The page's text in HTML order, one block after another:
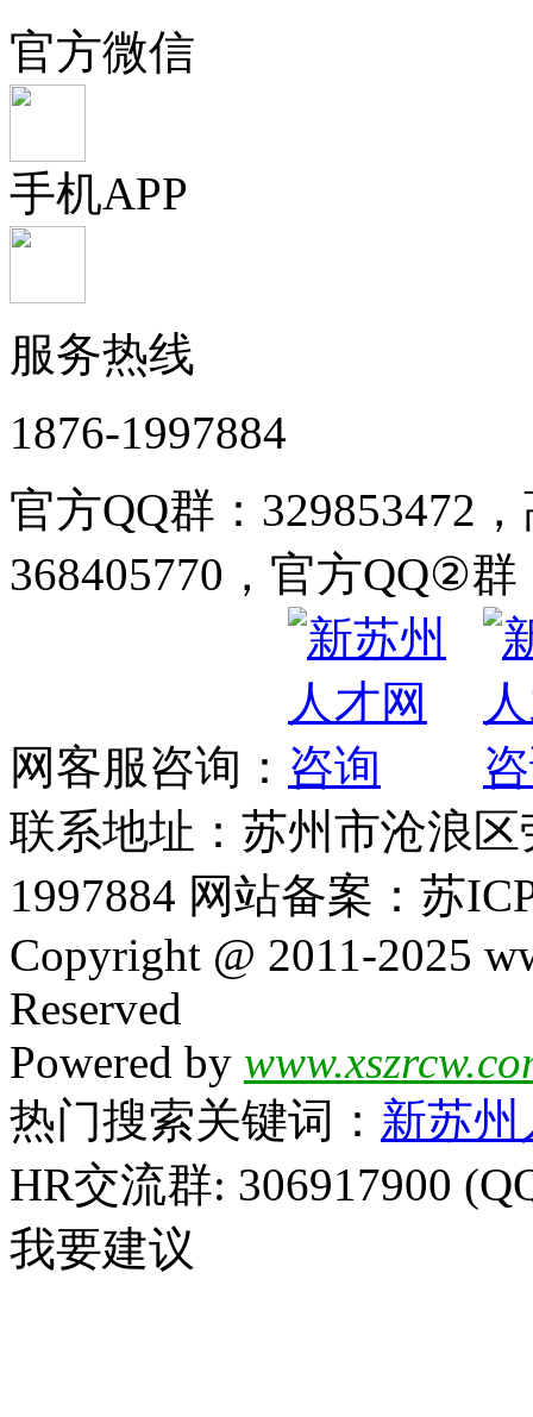
官方微信
手机APP
服务热线
1876-1997884
官方QQ群：329853472
368405770，官方QQ②群
网客服咨询：
联系地址：苏州市沧浪
1997884 网站备案：苏
Copyright @ 2011-2025
Reserved
Powered by
热门搜索关键词： 新苏
HR交流群: 306917900
我要建议